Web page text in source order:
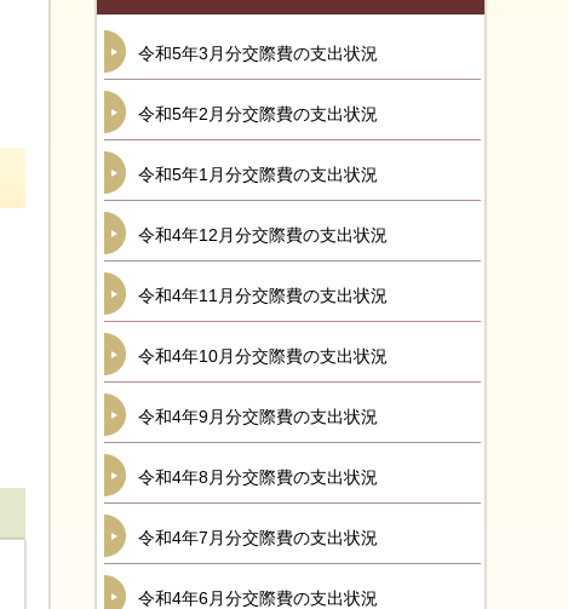
令和5年3月分交際費の支出状況
令和5年2月分交際費の支出状況
令和5年1月分交際費の支出状況
令和4年12月分交際費の支出状況
令和4年11月分交際費の支出状況
令和4年10月分交際費の支出状況
令和4年9月分交際費の支出状況
令和4年8月分交際費の支出状況
令和4年7月分交際費の支出状況
令和4年6月分交際費の支出状況